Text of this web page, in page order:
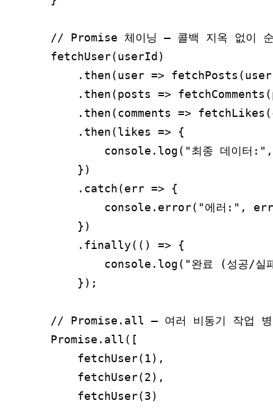
// Promise 체이닝 — 콜백 지옥 없이
fetchUser(userId)
.then(user =>
.then(posts =>
.then(comments =>
    .then(likes => {
console.log("최종 데이터
    })
    .catch(err => {
console.error("에러:",
    })
    .finally(() => {
console.log("완료 (성공/실
    });
// Promise.all — 여러 비동기 작업 병
Promise.all([
    fetchUser(1),
    fetchUser(2),
    fetchUser(3)